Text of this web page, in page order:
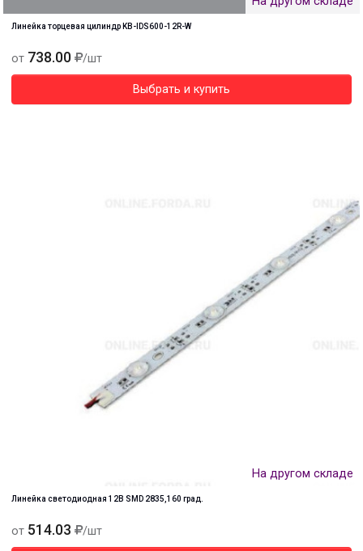
Линейка торцевая цилиндр KB-IDS600-12R-W
от 738.00 /шт
Выбрать и купить
На другом складе
Линейка светодиодная 12В SMD 2835,160 град.
от 514.03 /шт